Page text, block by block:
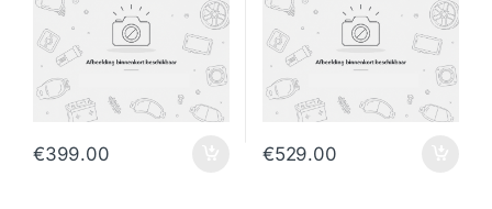
€399.00 €529.00